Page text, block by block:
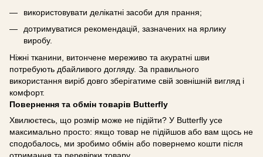
використовувати делікатні засоби для прання;
дотримуватися рекомендацій, зазначених на ярлику
виробу.
Ніжні тканини, витончене мереживо та акуратні шви
потребують дбайливого догляду. За правильного
використання виріб довго зберігатиме свій зовнішній вигляд і
комфорт.
Повернення та обмін товарів Butterfly
Хвилюєтесь, що розмір може не підійти? У Butterfly усе
максимально просто: якщо товар не підійшов або вам щось не
сподобалось, ми зробимо обмін або повернемо кошти після
отримання та перевірки товару.